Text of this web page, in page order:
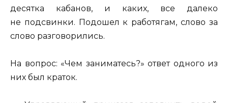
десятка кабанов, и каких, все далеко
не подсвинки. Подошел к работягам, слово за
слово разговорились.
На вопрос: «Чем заниматесь?» ответ одного из
них был краток.